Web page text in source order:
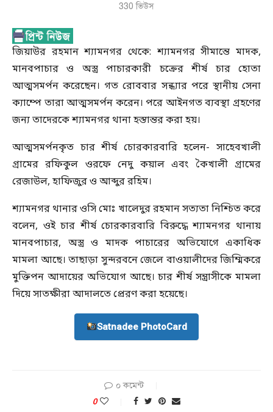
330 ভিউস
জিয়াউর রহমান শ্যামনগর থেকে: শ্যামনগর সীমান্তে মাদক,
মানবপাচার ও অস্ত্র পাচারকারী চক্রের শীর্ষ চার হোতা
আত্মসমর্পন করেছেন। গত রোববার সন্ধ্যার পরে স্থানীয় সেনা
ক্যাম্পে তারা আত্মসমর্পন করেন। পরে আইনগত ব্যবস্থা গ্রহণের
জন্য তাদেরকে শ্যামনগর থানা হস্তান্তর করা হয়।
আত্মসমর্পনকৃত চার শীর্ষ চোরকারবারি হলেন- সাহেবখালী
গ্রামের রফিকুল ওরফে নেদু কয়াল এবং কৈখালী গ্রামের
রেজাউল, হাফিজুর ও আব্দুর রহিম।
শ্যামনগর থানার ওসি মোঃ খালেদুর রহমান সত্যতা নিশ্চিত করে
বলেন, ওই চার শীর্ষ চোরকারবারি বিরুদ্ধে শ্যামনগর থানায়
মানবপাচার, অস্ত্র ও মাদক পাচারের অভিযোগে একাধিক
মামলা আছে। তাছাড়া সুন্দরবনে জেলে বাওয়ালীদের জিম্মিকরে
মুক্তিপন আদায়ের অভিযোগ আছে। চার শীর্ষ সন্ত্রাসীকে মামলা
দিয়ে সাতক্ষীরা আদালতে প্রেরণ করা হয়েছে।
Satnadee PhotoCard
০ কমেন্ট
0